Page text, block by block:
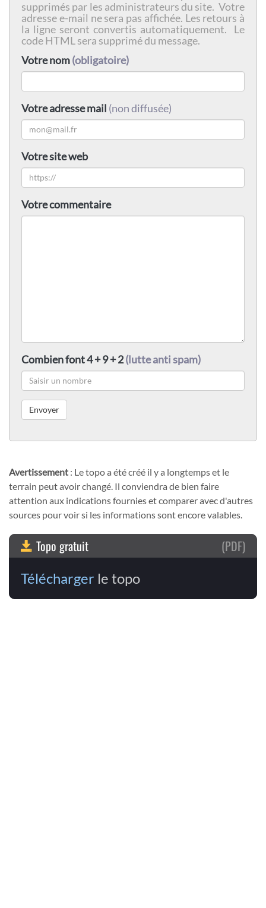
supprimés par les administrateurs du site. Votre
adresse e-mail ne sera pas affichée. Les retours à
la ligne seront convertis automatiquement. Le
code HTML sera supprimé du message.
Votre nom(obligatoire)
Votre adresse mail (non diffusée)
Votre site web
Votre commentaire
Combien font 4 + 9 + 2(lutte anti spam)
Avertissement : Le topo a été créé il y a longtemps et le
terrain peut avoir changé. Il conviendra de bien faire
attention aux indications fournies et comparer avec d'autres
sources pour voir si les informations sont encore valables.
Topo gratuit (PDF)
Télécharger le topo